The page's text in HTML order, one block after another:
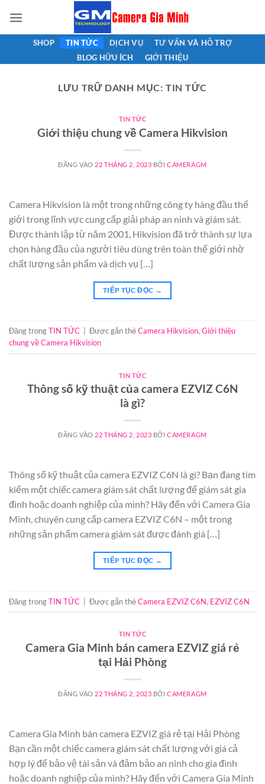
qua
nội
SHOP TIN TỨC DỊCH VỤ
TƯ VẤN VÀ HỖ TRỢ
BLOG HỮU ÍCH
GIỚI THIỆU
LƯU TRỮ DANH MỤC: TIN TỨC
TIN TỨC
Giới thiệu chung về Camera Hikvision
ĐĂNG VÀO 22 THÁNG 2, 2023 BỞICAMERAGM
Camera Hikvision là một trong những công ty hàng đầu thế
giới trong lĩnh vực cung cấp giải pháp an ninh và giám sát.
Được thành lập từ năm 2001, Hikvision đã trở thành sự lựa
chọn hàng đầu của người tiêu dùng trên toàn thế giới nhờ
chất lượng sản phẩm và dịch vụ […]
TIẾP TỤC ĐỌC →
Đăng trongTIN TỨC Được gắn thẻCamera Hikvision, Giới thiệu
chung về Camera Hikvision
TIN TỨC
Thông số kỹ thuật của camera EZVIZ C6N
là gì?
ĐĂNG VÀO 22 THÁNG 2, 2023 BỞICAMERAGM
Thông số kỹ thuật của camera EZVIZ C6N là gì? Bạn đang tìm
kiếm một chiếc camera giám sát chất lượng để giám sát gia
đình hoặc doanh nghiệp của mình? Hãy đến với Camera Gia
Minh, chuyên cung cấp camera EZVIZ C6N – một trong
những sản phẩm camera giám sát được đánh giá […]
TIẾP TỤC ĐỌC →
Đăng trongTIN TỨC Được gắn thẻCamera EZVIZ C6N, EZVIZ C6N
TIN TỨC
Camera Gia Minh bán camera EZVIZ giá rẻ
tại Hải Phòng
ĐĂNG VÀO 22 THÁNG 2, 2023 BỞICAMERAGM
Camera Gia Minh bán camera EZVIZ giá rẻ tại Hải Phòng
Bạn cần một chiếc camera giám sát chất lượng với giá cả
hợp lý để bảo vệ tài sản và đảm bảo an ninh cho gia đình
hoặc doanh nghiệp của mình? Hãy đến với Camera Gia Minh